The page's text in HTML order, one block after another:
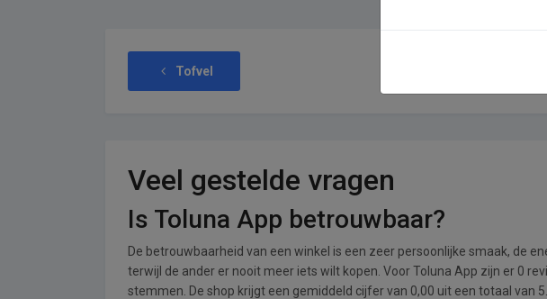
Tofvel
Veel gestelde vragen
Is Toluna App betrouwbaar?
De betrouwbaarheid van een winkel is een zeer persoonlijke smaak, de
terwijl de ander er nooit meer iets wilt kopen. Voor Toluna App zijn er 0
stemmen. De shop krijgt een gemiddeld cijfer van 0,00 uit een totaal van 5.